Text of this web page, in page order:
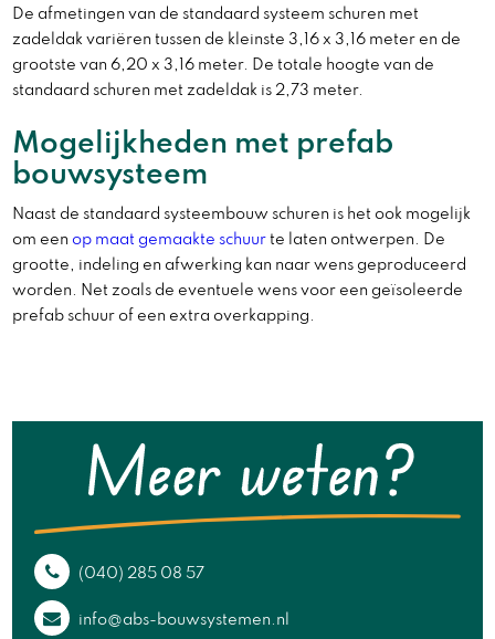
De afmetingen van de standaard systeem schuren met
zadeldak variëren tussen de kleinste 3,16 x 3,16 meter en de
grootste van 6,20 x 3,16 meter. De totale hoogte van de
standaard schuren met zadeldak is 2,73 meter.
Mogelijkheden met prefab
bouwsysteem
Naast de standaard systeembouw schuren is het ook mogelijk
om een op maat gemaakte schuur te laten ontwerpen. De
grootte, indeling en afwerking kan naar wens geproduceerd
worden. Net zoals de eventuele wens voor een geïsoleerde
prefab schuur of een extra overkapping.
(040) 285 08 57
info@abs-bouwsystemen.nl